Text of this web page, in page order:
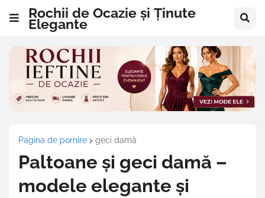
Rochii de Ocazie și Ținute
Elegante
Pagina de pornire geci damă
Paltoane și geci damă –
modele elegante și